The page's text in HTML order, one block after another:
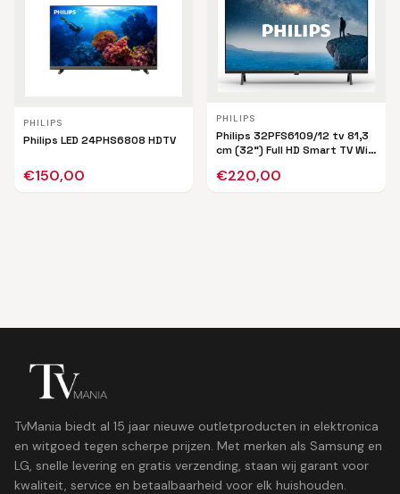
PHILIPS
Philips LED 24PHS6808 HDTV
€150,00
PHILIPS
Philips 32PFS6109/12 tv 81,3
cm (32") Full HD Smart TV Wifi
€220,00
TvMania biedt al 15 jaar nieuwe outletproducten in elektronica
en witgoed tegen scherpe prijzen. Met merken als Samsung en
LG, snelle levering en gratis verzending, staan wij garant voor
kwaliteit, service en betaalbaarheid voor elk huishouden.